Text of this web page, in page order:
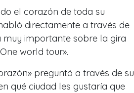
el corazón de toda su
directamente a través de
importante sobre la gira
world tour».
preguntó a través de su
qué ciudad les gustaría que